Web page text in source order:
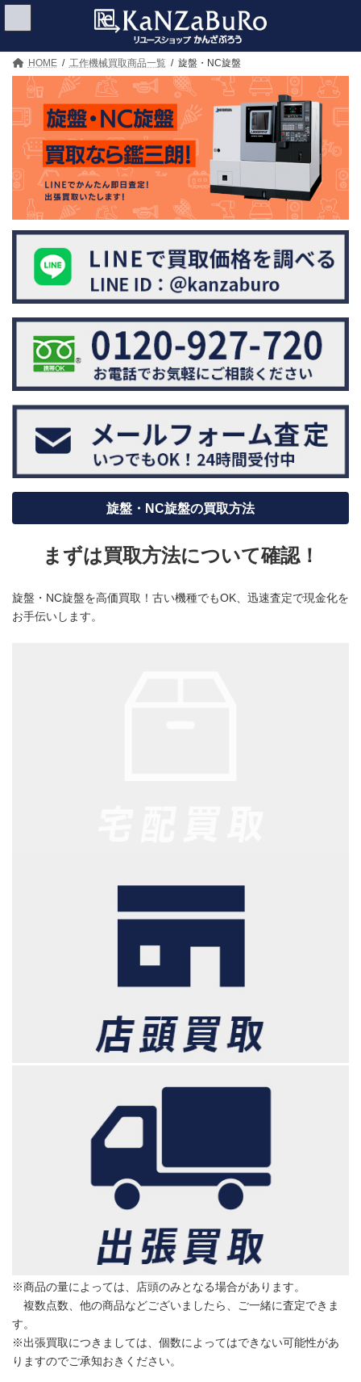
コ
テ
ン
ナ
ゲ
ー
HOME 工作機械買取商品一覧 旋盤・NC旋盤
旋盤・NC旋盤の買取方法
まずは買取方法について確認！
旋盤・NC旋盤を高価買取！古い機種でもOK、迅速査定で現金化を
お手伝いします。
※商品の量によっては、店頭のみとなる場合があります。
複数点数、他の商品などございましたら、ご一緒に査定できま
す。
※出張買取につきましては、個数によってはできない可能性があ
りますのでご承知おきください。